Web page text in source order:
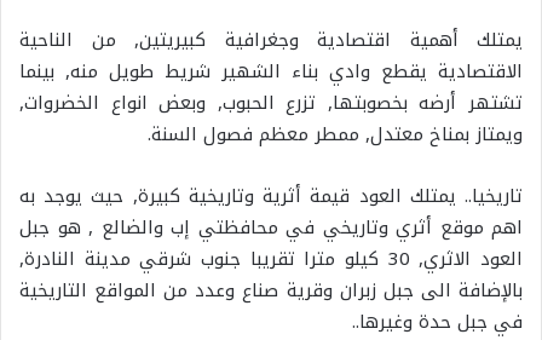
يمتلك أهمية اقتصادية وجغرافية كبيريتين, من الناحية
الاقتصادية يقطع وادي بناء الشهير شريط طويل منه, بينما
تشتهر أرضه بخصوبتها, تزرع الحبوب, وبعض انواع الخضروات,
ويمتاز بمناخ معتدل, ممطر معظم فصول السنة.
تاريخيا.. يمتلك العود قيمة أثرية وتاريخية كبيرة, حيث يوجد به
اهم موقع أثري وتاريخي في محافظتي إب والضالع , هو جبل
العود الاثري, 30 كيلو مترا تقريبا جنوب شرقي مدينة النادرة,
بالإضافة الى جبل زبران وقرية صناع وعدد من المواقع التاريخية
في جبل حدة وغيرها..